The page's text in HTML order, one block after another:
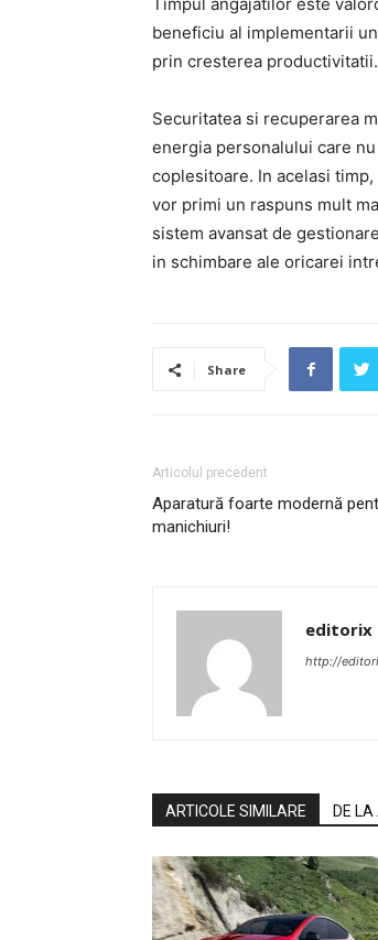
beneficiu al implementarii
prin cresterea productivitatii.
Securitatea si recuperarea
energia personalului care
coplesitoare. In acelasi
vor primi un raspuns mult
sistem avansat de
in schimbare ale oricarei
Share
Articolul precedent
Aparatură foarte modernă
manichiuri!
editorix
http://
ARTICOLE SIMILARE DE